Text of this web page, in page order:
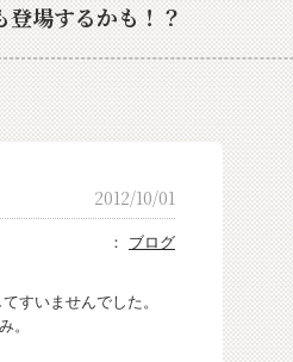
登場するかも！？
2012/10/01
： ブログ
すいませんでした。
。